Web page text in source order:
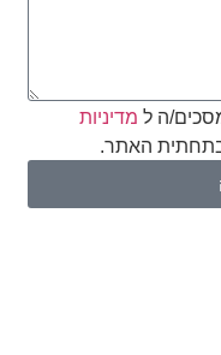
ה ל מדיניות
האתר.